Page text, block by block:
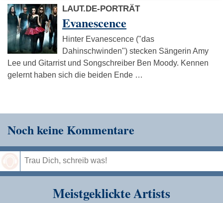
LAUT.DE-PORTRÄT
Evanescence
Hinter Evanescence ("das
Dahinschwinden") stecken Sängerin Amy
Lee und Gitarrist und Songschreiber Ben Moody. Kennen
gelernt haben sich die beiden Ende …
Noch keine Kommentare
Meistgeklickte Artists